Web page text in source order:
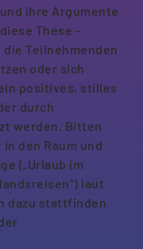
ihre Argumente
These –
Teilnehmenden
oder sich
positives, stilles
durch
werden. Bitten
den Raum und
(„Urlaub im
laut
dazu stattfinden